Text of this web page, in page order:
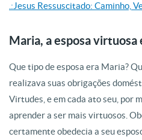
.:Jesus Ressuscitado: Caminho,
Maria, a esposa virtuosa
Que tipo de esposa era Maria?
realizava suas obrigações
Virtudes, e em cada ato seu, por
aprender a ser mais virtuosos.
certamente obedecia a seu